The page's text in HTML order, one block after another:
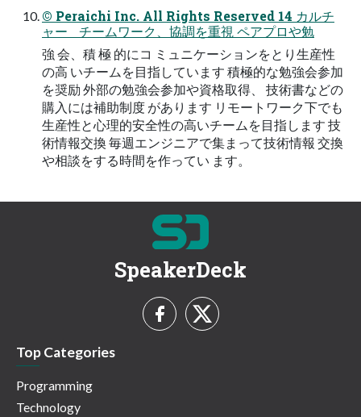
© Peraichi Inc. All Rights Reserved 14 カルチ
ャー チームワーク、協調を重視 ペアプロや勉
強 会、積 極 的にコ ミュニケーションをとり生産性
の高 いチームを目指しています 積極的な勉強会参加
を奨励 外部の勉強会参加や資格取得、 技術書などの
購入には補助制度 があります リモートワーク下でも
生産性と心理的安全性の高いチームを目指します 技
術情報交換 毎週エンジニアで集まって技術情報 交換
や相談をする時間を作ってい ます。
SpeakerDeck
Top Categories
Programming
Technology